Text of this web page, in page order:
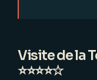
Visite de la
⭐⭐⭐⭐☆